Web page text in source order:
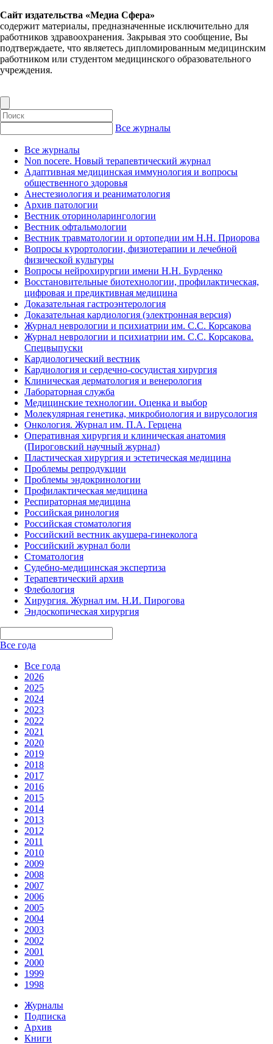
Сайт издательства «Медиа Сфера»
содержит материалы, предназначенные исключительно для
работников здравоохранения. Закрывая это сообщение, Вы
подтверждаете, что являетесь дипломированным медицинским
работником или студентом медицинского образовательного
учреждения.
Все журналы
Все журналы
Non nocere. Новый терапевтический журнал
Адаптивная медицинская иммунология и вопросы
общественного здоровья
Анестезиология и реаниматология
Архив патологии
Вестник оториноларингологии
Вестник офтальмологии
Вестник травматологии и ортопедии им Н.Н. Приорова
Вопросы курортологии, физиотерапии и лечебной
физической культуры
Вопросы нейрохирургии имени Н.Н. Бурденко
Восстановительные биотехнологии, профилактическая,
цифровая и предиктивная медицина
Доказательная гастроэнтерология
Доказательная кардиология (электронная версия)
Журнал неврологии и психиатрии им. С.С. Корсакова
Журнал неврологии и психиатрии им. С.С. Корсакова.
Спецвыпуски
Кардиологический вестник
Кардиология и сердечно-сосудистая хирургия
Клиническая дерматология и венерология
Лабораторная служба
Медицинские технологии. Оценка и выбор
Молекулярная генетика, микробиология и вирусология
Онкология. Журнал им. П.А. Герцена
Оперативная хирургия и клиническая анатомия
(Пироговский научный журнал)
Пластическая хирургия и эстетическая медицина
Проблемы репродукции
Проблемы эндокринологии
Профилактическая медицина
Респираторная медицина
Российская ринология
Российская стоматология
Российский вестник акушера-гинеколога
Российский журнал боли
Стоматология
Судебно-медицинская экспертиза
Терапевтический архив
Флебология
Хирургия. Журнал им. Н.И. Пирогова
Эндоскопическая хирургия
Все года
Все года
2026
2025
2024
2023
2022
2021
2020
2019
2018
2017
2016
2015
2014
2013
2012
2011
2010
2009
2008
2007
2006
2005
2004
2003
2002
2001
2000
1999
1998
Журналы
Подписка
Архив
Книги